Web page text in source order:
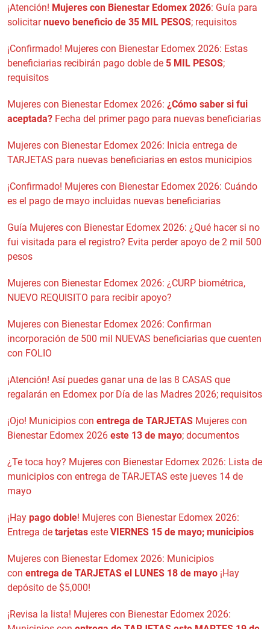
¡Atención! Mujeres con Bienestar Edomex 2026: Guía para
solicitarnuevo beneficio de 35 MIL PESOS; requisitos
¡Confirmado! Mujeres con Bienestar Edomex 2026: Estas
beneficiarias recibirán pago doble de 5 MIL PESOS;
requisitos
Mujeres con Bienestar Edomex 2026: ¿Cómo saber si fui
aceptada? Fecha del primer pago para nuevas beneficiarias
Mujeres con Bienestar Edomex 2026: Inicia entrega de
TARJETAS para nuevas beneficiarias en estos municipios
¡Confirmado! Mujeres con Bienestar Edomex 2026: Cuándo
es el pago de mayo incluidas nuevas beneficiarias
Guía Mujeres con Bienestar Edomex 2026: ¿Qué hacer si no
fui visitada para el registro? Evita perder apoyo de 2 mil 500
pesos
Mujeres con Bienestar Edomex 2026: ¿CURP biométrica,
NUEVO REQUISITO para recibir apoyo?
Mujeres con Bienestar Edomex 2026: Confirman
incorporación de 500 mil NUEVAS beneficiarias que cuenten
con FOLIO
¡Atención! Así puedes ganar una de las 8 CASAS que
regalarán en Edomex por Día de las Madres 2026; requisitos
¡Ojo! Municipios con entrega de TARJETAS Mujeres con
Bienestar Edomex 2026 este 13 de mayo; documentos
¿Te toca hoy? Mujeres con Bienestar Edomex 2026: Lista de
municipios con entrega de TARJETAS este jueves 14 de
mayo
¡Hay pago doble! Mujeres con Bienestar Edomex 2026:
Entrega de tarjetas este VIERNES 15 de mayo; municipios
Mujeres con Bienestar Edomex 2026: Municipios
con entrega de TARJETAS el LUNES 18 de mayo ¡Hay
depósito de $5,000!
¡Revisa la lista! Mujeres con Bienestar Edomex 2026: